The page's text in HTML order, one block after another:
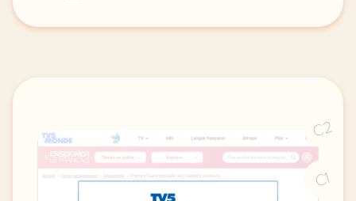
il y a quelques annees j ai teste pendant une
C2
C1